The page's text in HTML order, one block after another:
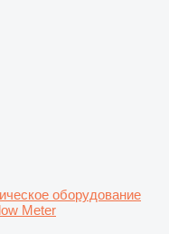
оборудование
Meter